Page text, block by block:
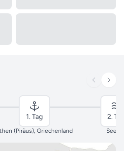
1. Tag
(Piräus), Griechenland
2.